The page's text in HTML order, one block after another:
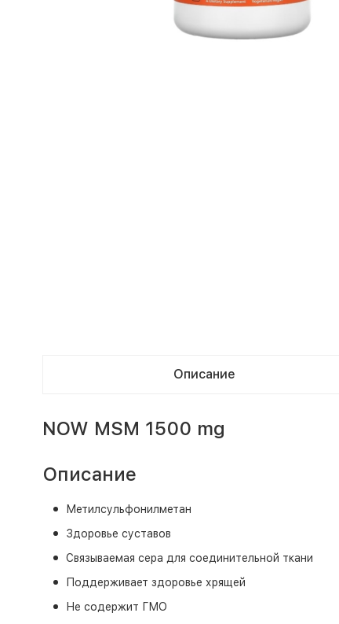
Описание
NOW MSM 1500 mg
Описание
Метилсульфонилметан
Здоровье суставов
Связываемая сера для соединительной ткани
Поддерживает здоровье хрящей
Не содержит ГМО